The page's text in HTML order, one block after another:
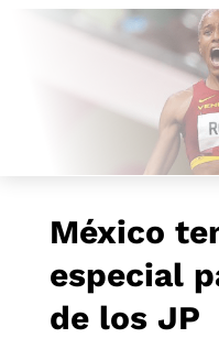
México
especial
de los JP